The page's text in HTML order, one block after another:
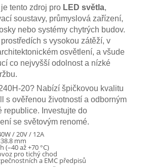
tento zdroj pro LED světla,
soustavy, průmyslová zařízení,
nebo systémy chytrých budov.
s vysokou zátěží, v
osvětlení, a všude
co nejvyšší odolnost a nízké
20? Nabízí špičkovou kvalitu
s ověřenou životností a odborným
republice. Investujte do
se světovým renomé.
/ 20V / 12A
mm
až +70 °C)
pro tichý chod
a EMC předpisů